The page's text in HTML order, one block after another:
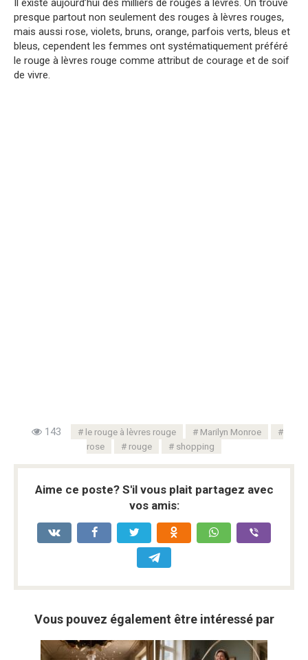
Il existe aujourd’hui des milliers de rouges à lèvres. On trouve
presque partout non seulement des rouges à lèvres rouges,
mais aussi rose, violets, bruns, orange, parfois verts, bleus et
bleus, cependent les femmes ont systématiquement préféré
le rouge à lèvres rouge comme attribut de courage et de soif
de vivre.
143 le rouge à lèvres rouge
Marilyn Monroe
rose
rouge shopping
Aime ce poste? S'il vous plait partagez avec
vos amis:
Vous pouvez également être intéressé par